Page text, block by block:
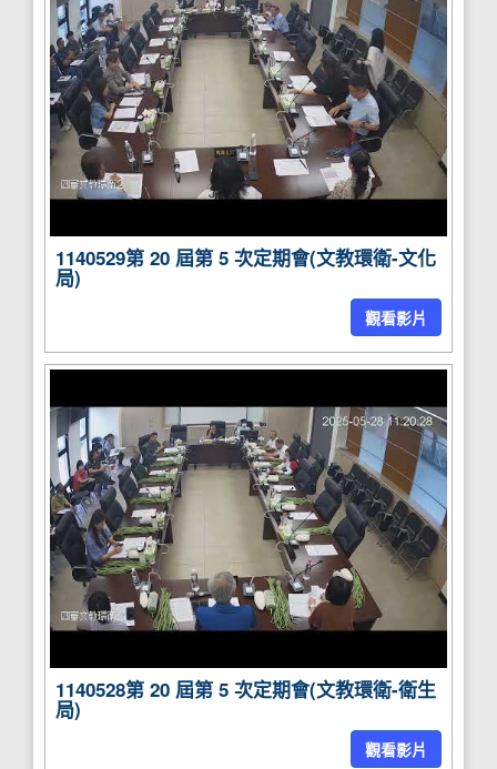
1140529第 20 屆第 5 次定期會(文教環衛-文化
局)
觀看影片
1140528第 20 屆第 5 次定期會(文教環衛-衛生
局)
觀看影片